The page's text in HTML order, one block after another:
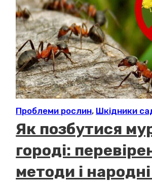
Проблеми рослин, Шкідники
Як позбутися
городі:
методи і